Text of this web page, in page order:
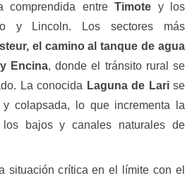
comprendida entreTimote y los
y Lincoln. Los sectores más
el camino al tanque de agua
Encina, donde el tránsito rural se
La conocida Laguna de Larise
y colapsada, lo que incrementa la
bajos y canales naturales de
situación crítica en el límite con el